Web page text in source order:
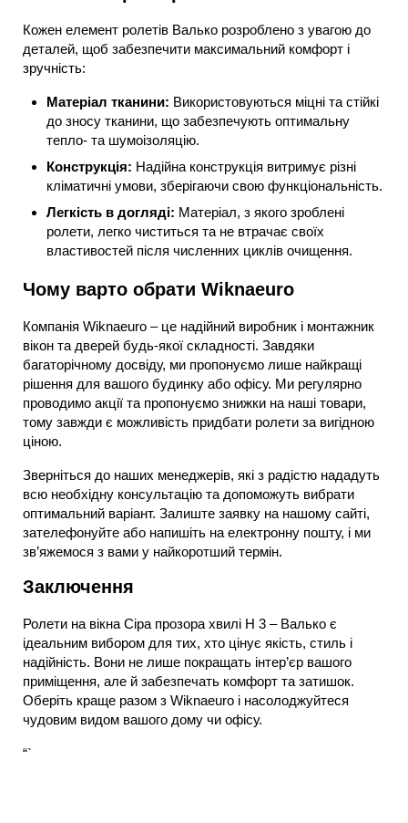
Кожен елемент ролетів Валько розроблено з увагою до
деталей, щоб забезпечити максимальний комфорт і
зручність:
Матеріал тканини: Використовуються міцні та стійкі
до зносу тканини, що забезпечують оптимальну
тепло- та шумоізоляцію.
Конструкція: Надійна конструкція витримує різні
кліматичні умови, зберігаючи свою функціональність.
Легкість в догляді: Матеріал, з якого зроблені
ролети, легко чиститься та не втрачає своїх
властивостей після численних циклів очищення.
Чому варто обрати Wiknaeuro
Компанія Wiknaeuro – це надійний виробник і монтажник
вікон та дверей будь-якої складності. Завдяки
багаторічному досвіду, ми пропонуємо лише найкращі
рішення для вашого будинку або офісу. Ми регулярно
проводимо акції та пропонуємо знижки на наші товари,
тому завжди є можливість придбати ролети за вигідною
ціною.
Зверніться до наших менеджерів, які з радістю нададуть
всю необхідну консультацію та допоможуть вибрати
оптимальний варіант. Залиште заявку на нашому сайті,
зателефонуйте або напишіть на електронну пошту, і ми
зв’яжемося з вами у найкоротший термін.
Заключення
Ролети на вікна Сіра прозора хвилі H 3 – Валько є
ідеальним вибором для тих, хто цінує якість, стиль і
надійність. Вони не лише покращать інтер’єр вашого
приміщення, але й забезпечать комфорт та затишок.
Оберіть краще разом з Wiknaeuro і насолоджуйтеся
чудовим видом вашого дому чи офісу.
“`